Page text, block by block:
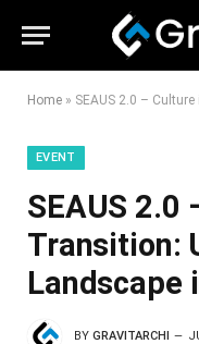
Home » SEAUS 2.0 – Culture in
EVENT
SEAUS 2.0
Transition:
Landscape
BY GRAVITARCHI